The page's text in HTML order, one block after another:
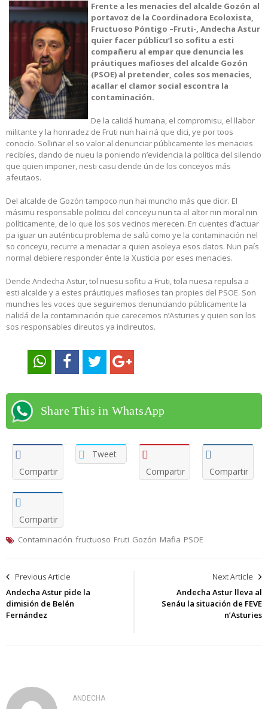
Frente a les menacies del alcalde Gozón al
portavoz de la Coordinadora Ecoloxista,
Fructuoso Póntigo –Fruti-, Andecha Astur
quier facer públicu‘l so sofitu a esti
compañeru al empar que denuncia les
práutiques mafioses del alcalde Gozón
(PSOE) al pretender, coles sos menacies,
acallar el clamor social escontra la
contaminación.
De la calidá humana, el compromisu, el llabor
militante y la honradez de Fruti nun hai ná que dici, ye por toos
conocío. Solliñar el so valor al denunciar públicamente les menacies
recibíes, dando de nueu la poniendo n’evidencia la política del silencio
que quien imponer, nesti casu dende ún de los conceyos más
afeutaos.
Del alcalde de Gozón tampoco nun hai muncho más que dicir. El
másimu responsable politicu del conceyu nun ta al altor nin moral nin
políticamente, de lo que los sos vecinos merecen. En cuentes d’actuar
pa iguar un auténticu problema de salú como ye la contaminación nel
so conceyu, recurre a menaciar a quien asoleya esos datos. Nun país
normal debiere responder énte la Xusticia por eses menacies.
Dende Andecha Astur, tol nuesu sofitu a Fruti, tola nuesa repulsa a
esti alcalde y a estes práutiques mafioses tan propies del PSOE. Son
munches les voces que seguiremos denunciando públicamente la
rialidá de la contaminación que carecemos n’Asturies y quien son los
sos responsables direutos ya indireutos.
Share This in WhatsApp
Compartir
Tweet
Compartir
Compartir
Compartir
Contaminación fructuoso Fruti Gozón Mafia PSOE
Navegación
de
entradas
Previous Article
Andecha Astur pide la
dimisión de Belén
Fernández
Next Article
Andecha Astur lleva al
Senáu la situación de FEVE
n’Asturies
ANDECHA